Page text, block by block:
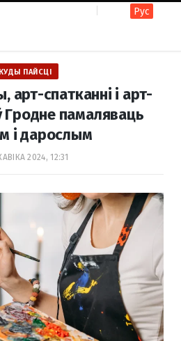
c
o
o
s
a
g
Рус
КУДЫ ПАЙСЦІ
арт-спатканні і арт-
Гродне памаляваць
і дарослым
2024, 12:31